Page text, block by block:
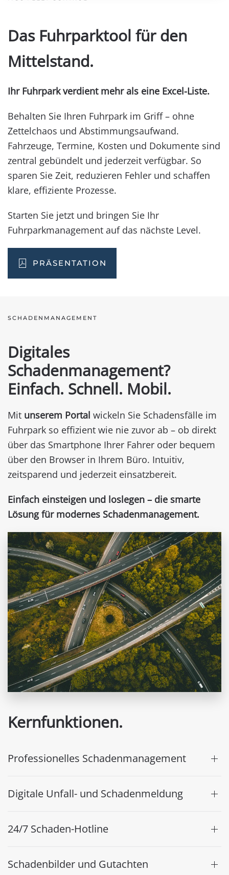
Das Fuhrparktool für den
Mittelstand.
Ihr Fuhrpark verdient mehr als eine Excel-Liste.
Behalten Sie Ihren Fuhrpark im Griff – ohne
Zettelchaos und Abstimmungsaufwand.
Fahrzeuge, Termine, Kosten und Dokumente sind
zentral gebündelt und jederzeit verfügbar. So
sparen Sie Zeit, reduzieren Fehler und schaffen
klare, effiziente Prozesse.
Starten Sie jetzt und bringen Sie Ihr
Fuhrparkmanagement auf das nächste Level.
PRÄSENTATION
SCHADENMANAGEMENT
Digitales
Schadenmanagement?
Einfach. Schnell. Mobil.
Mit unserem Portal wickeln Sie Schadensfälle im
Fuhrpark so effizient wie nie zuvor ab – ob direkt
über das Smartphone Ihrer Fahrer oder bequem
über den Browser in Ihrem Büro. Intuitiv,
zeitsparend und jederzeit einsatzbereit.
Einfach einsteigen und loslegen – die smarte
Lösung für modernes Schadenmanagement.
Kernfunktionen.
Professionelles Schadenmanagement
Digitale Unfall- und Schadenmeldung
24/7 Schaden-Hotline
Schadenbilder und Gutachten